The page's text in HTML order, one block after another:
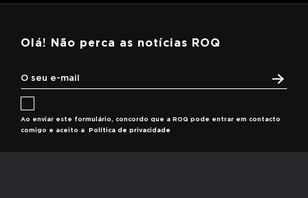
Olá! Não perca as notícias ROQ
Ao enviar este formulário, concordo que a ROQ pode entrar em contacto
comigo e aceito a
Política de privacidade